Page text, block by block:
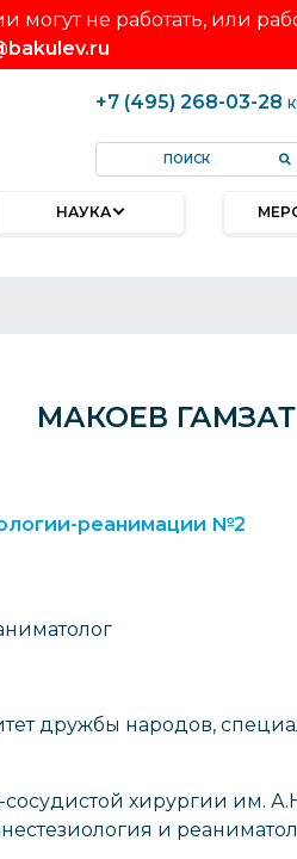
не работать, или
+7 (495) 268-03-28
НАУКА
МАКОЕВ
реанимации №2
дружбы народов,
хирургии им.
и